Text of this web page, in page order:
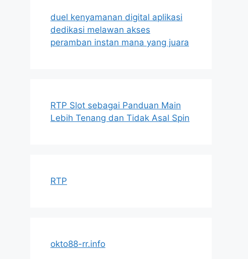
duel kenyamanan digital aplikasi
dedikasi melawan akses
peramban instan mana yang juara
RTP Slot sebagai Panduan Main
Lebih Tenang dan Tidak Asal Spin
RTP
okto88-rr.info